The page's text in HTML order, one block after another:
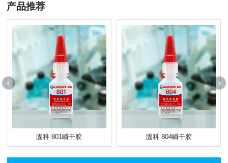
产品推荐
固科 801瞬干胶 固科 804瞬干胶